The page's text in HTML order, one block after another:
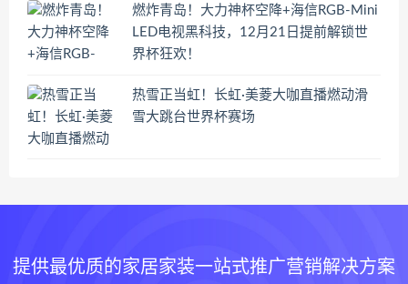
燃炸青岛！大力神杯空降+海信RGB-Mini
LED电视黑科技，12月21日提前解锁世
界杯狂欢！
热雪正当虹！长虹·美菱大咖直播燃动滑
雪大跳台世界杯赛场
提供最优质的家居家装一站式推广营销解决方案